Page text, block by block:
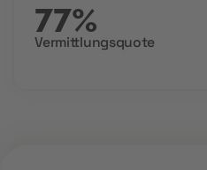
77%
Vermittlungsquote